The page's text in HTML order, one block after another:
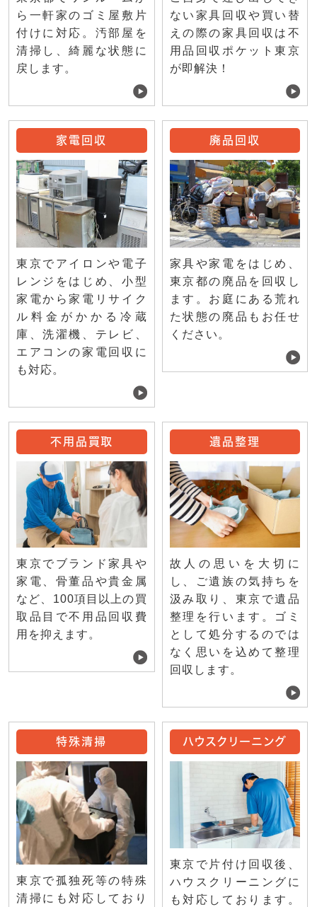
ら一軒家のゴミ屋敷片
付けに対応。汚部屋を
清掃し、綺麗な状態に
戻します。
ない家具回収や買い替
えの際の家具回収は不
用品回収ポケット東京
が即解決！
家電回収
東京でアイロンや電子
レンジをはじめ、小型
家電から家電リサイク
ル料金がかかる冷蔵
庫、洗濯機、テレビ、
エアコンの家電回収に
も対応。
廃品回収
家具や家電をはじめ、
東京都の廃品を回収し
ます。お庭にある荒れ
た状態の廃品もお任せ
ください。
不用品買取
東京でブランド家具や
家電、骨董品や貴金属
など、100項目以上の買
取品目で不用品回収費
用を抑えます。
遺品整理
故人の思いを大切に
し、ご遺族の気持ちを
汲み取り、東京で遺品
整理を行います。ゴミ
として処分するのでは
なく思いを込めて整理
回収します。
特殊清掃
東京で孤独死等の特殊
清掃にも対応しており
ハウスクリーニング
東京で片付け回収後、
ハウスクリーニングに
も対応しております。